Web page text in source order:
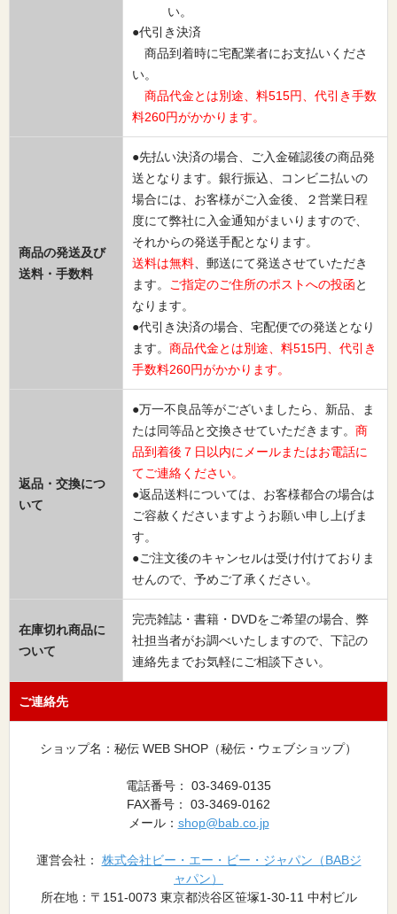
い。
●代引き決済
商品到着時に宅配業者にお支払いくださ
い。
商品代金とは別途、料515円、代引き手数
料260円がかかります。
商品の発送及び
送料・手数料
●先払い決済の場合、ご入金確認後の商品発
送となります。銀行振込、コンビニ払いの
場合には、お客様がご入金後、２営業日程
度にて弊社に入金通知がまいりますので、
それからの発送手配となります。
送料は無料 、郵送にて発送させていただき
ます。
ご指定のご住所のポストへの投函と
なります。
●代引き決済の場合、宅配便での発送となり
ます。 商品代金とは別途、料515円、代引き
手数料260円がかかります。
返品・交換につ
いて
●万一不良品等がございましたら、新品、ま
たは同等品と交換させていただきます。 商
品到着後７日以内にメールまたはお電話に
てご連絡ください。
●返品送料については、お客様都合の場合は
ご容赦くださいますようお願い申し上げま
す。
●ご注文後のキャンセルは受け付けておりま
せんので、予めご了承ください。
在庫切れ商品に
ついて
完売雑誌・書籍・DVDをご希望の場合、弊
社担当者がお調べいたしますので、下記の
連絡先までお気軽にご相談下さい。
ご連絡先
ショップ名：秘伝 WEB SHOP（秘伝・ウェブショップ）
電話番号： 03-3469-0135
FAX番号： 03-3469-0162
メール： shop@bab.co.jp
運営会社： 株式会社ビー・エー・ビー・ジャパン（BABジ
ャパン）
所在地：〒151-0073 東京都渋谷区笹塚1-30-11 中村ビル